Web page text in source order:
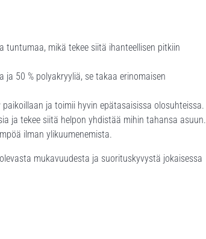
mikä tekee siitä ihanteellisen pitkiin
50 % polyakryyliä, se takaa erinomaisen
ja toimii hyvin epätasaisissa olosuhteissa.
ja tekee siitä helpon yhdistää mihin tahansa asuun.
ilman ylikuumenemista.
mukavuudesta ja suorituskyvystä jokaisessa